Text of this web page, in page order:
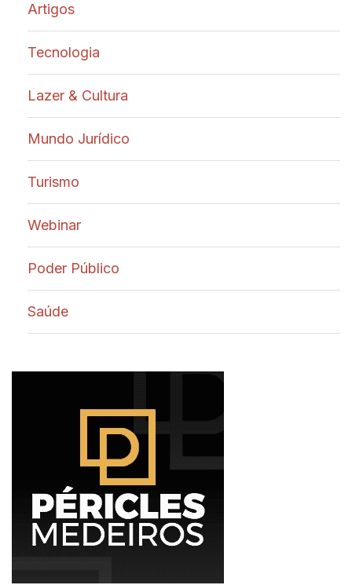
Artigos
Tecnologia
Lazer & Cultura
Mundo Jurídico
Turismo
Webinar
Poder Público
Saúde